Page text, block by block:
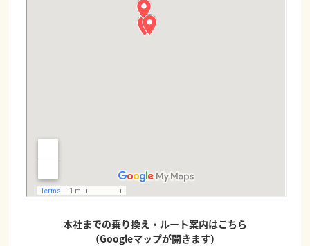
本社までの乗り換え・ルート案内はこちら
（Googleマップが開きます）